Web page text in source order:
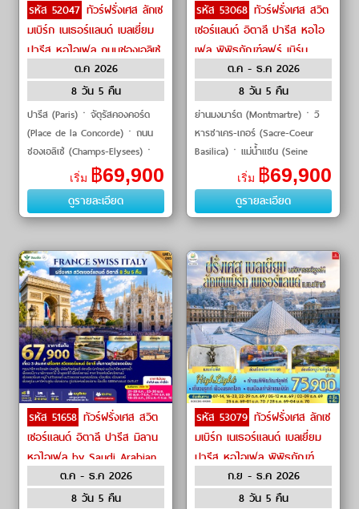
รหัส 52047 ทัวร์ฝรั่งเศส ลักเซ
มเบิร์ก เนเธอร์แลนด์ เบลเยี่ยม
ปารีส หอไอเฟล ถนนชองเอลิเซ่
พระราชวังแวร์ซาย บรัสเซลส์
อะตอมเมี่ยม บรูจจ์ by
Emirates
ต.ค 2026
8 วัน 5 คืน
ปารีส (Paris)ㆍจัตุรัสคองคอร์ด
(Place de la Concorde)ㆍถนน
ชองเอลิเซ่ (Champs-Elysees)ㆍ
หอไอเฟล (Eiffel Tower)ㆍจัตุรัส
ทรอคาเดโร (Trocadero)ㆍประตู
ชัย (Arc de Triomphe)
เริ่ม ฿69,900
ดูรายละเอียด
รหัส 53068 ทัวร์ฝรั่งเศส สวิต
เซอร์แลนด์ อิตาลี ปารีส หอไอ
เฟล พิพิธภัณฑ์ลูฟร์ เบิร์น
ยอดเขาเฟียสต์ มิลาน by
ต.ค - ธ.ค 2026
8 วัน 5 คืน
ย่านมงมาร์ต (Montmartre)ㆍวิ
หารซาเคร-เกอร์ (Sacre-Coeur
Basilica)ㆍแม่น้ำแซน (Seine
River)ㆍห้างสรรพสินค้าแกลเลอรี
ลาฟาแยตต์ (Galeries Lafayette)
ㆍประตูช
เริ่ม ฿69,900
ดูรายละเอียด
รหัส 51658 ทัวร์ฝรั่งเศส สวิต
เซอร์แลนด์ อิตาลี ปารีส มิลาน
หอไอเฟล by Saudi Arabian
Airlinesต.ค - ธ.ค 2026
8 วัน 5 คืน
รหัส 53079 ทัวร์ฝรั่งเศส ลักเซ
มเบิร์ก เนเธอร์แลนด์ เบลเยี่ยม
ปารีส หอไอเฟล พิพิธภัณฑ์
ลูฟร์ บรูกก์ บรัสเซลส์
อัมสเตอร์ดัม by Emirates
ก.ย - ธ.ค 2026
8 วัน 5 คืน